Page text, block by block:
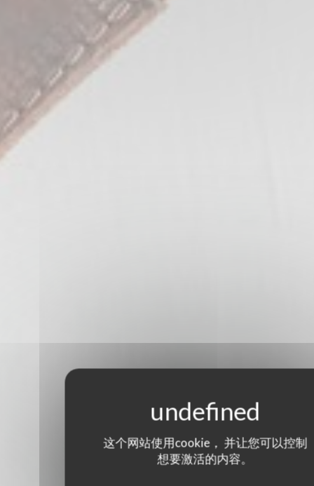
这个网站使用cookie， 并让您可以控制
想要激活的内容。